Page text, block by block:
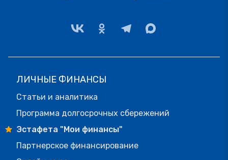
ЛИЧНЫЕ ФИНАНСЫ
Статьи и аналитика
Программа долгосрочных сбережений
Эстафета "Мои финансы"
Партнерское финансирование